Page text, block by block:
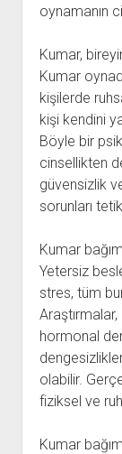
oynamanın
Kumar,
Kumar
kişilerde
kişi kendini
Böyle bir
cinsellikten
güvensizlik
sorunları
Kumar
Yetersiz
stres, tüm
hormonal
olabilir.
fiziksel ve
Kumar